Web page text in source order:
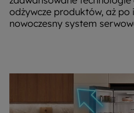
odżywcze produktów, aż po
nowoczesny system